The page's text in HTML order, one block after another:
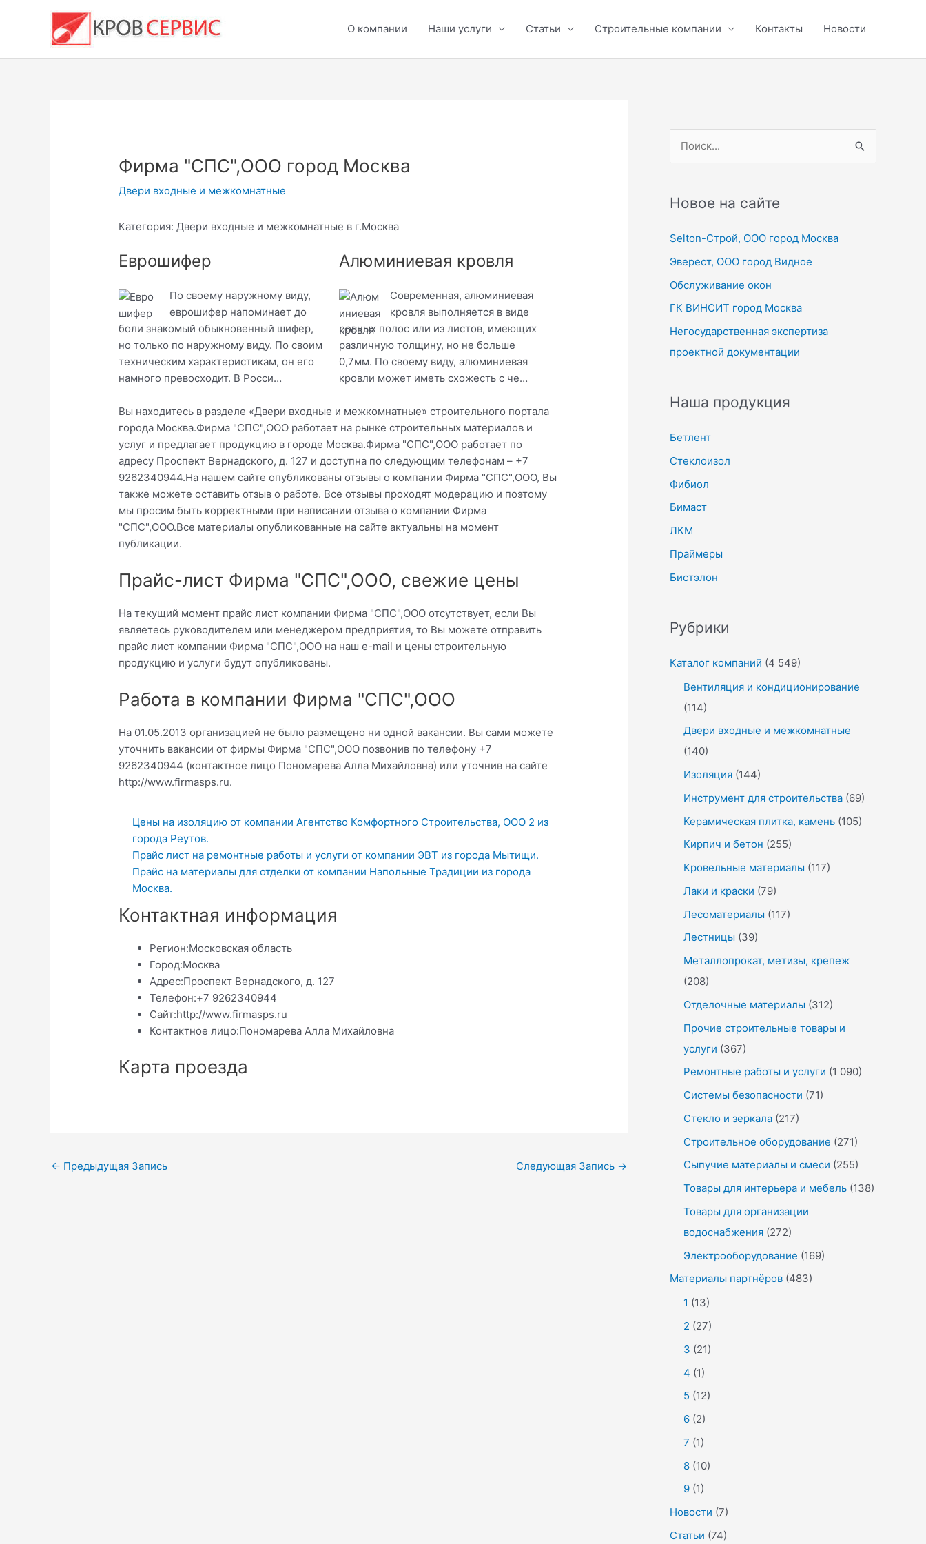
содержимому
О компании Наши услуги Статьи Строительные компании Контакты Новости
Фирма "СПС",ООО город Москва
Двери входные и межкомнатные
Категория: Двери входные и межкомнатные в г.Москва
Еврошифер
По своему наружному виду,
еврошифер напоминает до
боли знакомый обыкновенный шифер,
но только по наружному виду. По своим
техническим характеристикам, он его
намного превосходит. В Росси…
Алюминиевая кровля
Современная, алюминиевая
кровля выполняется в виде
ровных полос или из листов, имеющих
различную толщину, но не больше
0,7мм. По своему виду, алюминиевая
кровли может иметь схожесть с че…
Вы находитесь в разделе «Двери входные и межкомнатные» строительного портала
города Москва.Фирма "СПС",ООО работает на рынке строительных материалов и
услуг и предлагает продукцию в городе Москва.Фирма "СПС",ООО работает по
адресу Проспект Вернадского, д. 127 и доступна по следующим телефонам – +7
9262340944.На нашем сайте опубликованы отзывы о компании Фирма "СПС",ООО, Вы
также можете оставить отзыв о работе. Все отзывы проходят модерацию и поэтому
мы просим быть корректными при написании отзыва о компании Фирма
"СПС",ООО.Все материалы опубликованные на сайте актуальны на момент
публикации.
Прайс-лист Фирма "СПС",ООО, свежие цены
На текущий момент прайс лист компании Фирма "СПС",ООО отсутствует, если Вы
являетесь руководителем или менеджером предприятия, то Вы можете отправить
прайс лист компании Фирма "СПС",ООО на наш e-mail и цены строительную
продукцию и услуги будут опубликованы.
Работа в компании Фирма "СПС",ООО
На 01.05.2013 организацией не было размещено ни одной вакансии. Вы сами можете
уточнить вакансии от фирмы Фирма "СПС",ООО позвонив по телефону +7
9262340944 (контактное лицо Пономарева Алла Михайловна) или уточнив на сайте
http://www.firmasps.ru.
Цены на изоляцию от компании Агентство Комфортного Строительства, ООО 2 из
города Реутов.
Прайс лист на ремонтные работы и услуги от компании ЭВТ из города Мытищи.
Прайс на материалы для отделки от компании Напольные Традиции из города
Москва.
Контактная информация
Регион:Московская область
Город:Москва
Адрес:Проспект Вернадского, д. 127
Телефон:+7 9262340944
Сайт:http://www.firmasps.ru
Контактное лицо:Пономарева Алла Михайловна
Карта проезда
Навигация
← Предыдущая Запись Следующая Запись →
с
:
Новое на сайте
Selton-Строй, OOO город Москва
Эверест, ООО город Видное
Обслуживание окон
ГК ВИНСИТ город Москва
Негосударственная экспертиза
проектной документации
Наша продукция
Бетлент
Стеклоизол
Фибиол
Бимаст
ЛКМ
Праймеры
Бистэлон
Рубрики
Каталог компаний (4 549)
Вентиляция и кондиционирование
(114)
Двери входные и межкомнатные
(140)
Изоляция (144)
Инструмент для строительства (69)
Керамическая плитка, камень (105)
Кирпич и бетон (255)
Кровельные материалы (117)
Лаки и краски (79)
Лесоматериалы (117)
Лестницы (39)
Металлопрокат, метизы, крепеж
(208)
Отделочные материалы (312)
Прочие строительные товары и
услуги (367)
Ремонтные работы и услуги (1 090)
Системы безопасности (71)
Стекло и зеркала (217)
Строительное оборудование (271)
Сыпучие материалы и смеси (255)
Товары для интерьера и мебель (138)
Товары для организации
водоснабжения (272)
Электрооборудование (169)
Материалы партнёров (483)
1 (13)
2 (27)
3 (21)
4 (1)
5 (12)
6 (2)
7 (1)
8 (10)
9 (1)
Новости (7)
Статьи (74)